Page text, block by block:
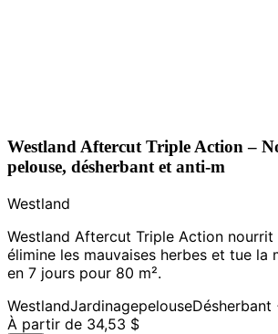
Westland Aftercut Triple Action –
pelouse, désherbant et anti-m
Westland
Westland Aftercut Triple Action
élimine les mauvaises herbes et tue la
en 7 jours pour 80 m².
WestlandJardinagepelouseDésherbant
À partir de 34,53 $